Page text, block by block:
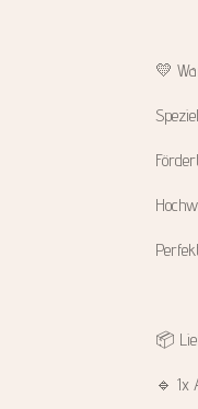
💛
📦
🔹 1x